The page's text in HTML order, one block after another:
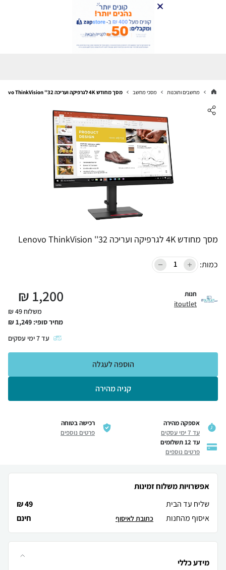
מחשבים ותוכנות מסכי מחשב מסך מחודש 4K לגרפיקה ועריכה 32'' Lenovo ThinkVision
מסך מחודש 4K לגרפיקה ועריכה 32'' Lenovo ThinkVision
כמות:
חנות
itoutlet
1,200
₪
משלוח 49 ₪
מחיר סופי: 1,249
₪
עד7ימי עסקים
קניה מהירה
הוספה לעגלה
אספקה מהירה
עד 7 ימי עסקים
רכישה בטוחה
פרטים נוספים
עד 12 תשלומים
פרטים נוספים
אפשרויות משלוח זמינות
שליח עד הבית
49 ₪
איסוף מהחנות
חינם כתובת לאיסוף
מידע כללי